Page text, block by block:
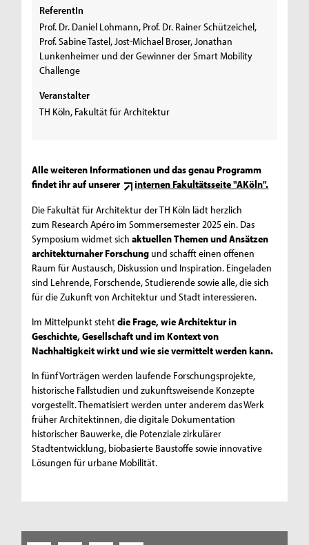
ReferentIn
Prof. Dr. Daniel Lohmann, Prof. Dr. Rainer Schützeichel,
Prof. Sabine Tastel, Jost-Michael Broser, Jonathan
Lunkenheimer und der Gewinner der Smart Mobility
Challenge
Veranstalter
TH Köln, Fakultät für Architektur
Alle weiteren Informationen und das genau Programm
findet ihr auf unserer
internen Fakultätsseite "AKöln".
Die Fakultät für Architektur der TH Köln lädt herzlich
zum Research Apéro im Sommersemester 2025 ein. Das
Symposium widmet sichaktuellen Themen und Ansätzen
architekturnaher Forschung und schafft einen offenen
Raum für Austausch, Diskussion und Inspiration. Eingeladen
sind Lehrende, Forschende, Studierende sowie alle, die sich
für die Zukunft von Architektur und Stadt interessieren.
Im Mittelpunkt stehtdie Frage, wie Architektur in
Geschichte, Gesellschaft und im Kontext von
Nachhaltigkeit wirkt und wie sie vermittelt werden kann.
In fünf Vorträgen werden laufende Forschungsprojekte,
historische Fallstudien und zukunftsweisende Konzepte
vorgestellt. Thematisiert werden unter anderem das Werk
früher Architektinnen, die digitale Dokumentation
historischer Bauwerke, die Potenziale zirkulärer
Stadtentwicklung, biobasierte Baustoffe sowie innovative
Lösungen für urbane Mobilität.